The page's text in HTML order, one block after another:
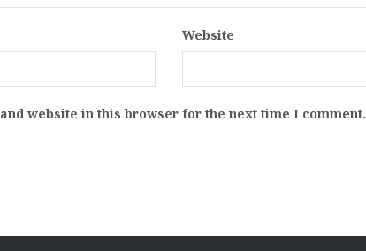
Website
website in this browser for the next time I comment.